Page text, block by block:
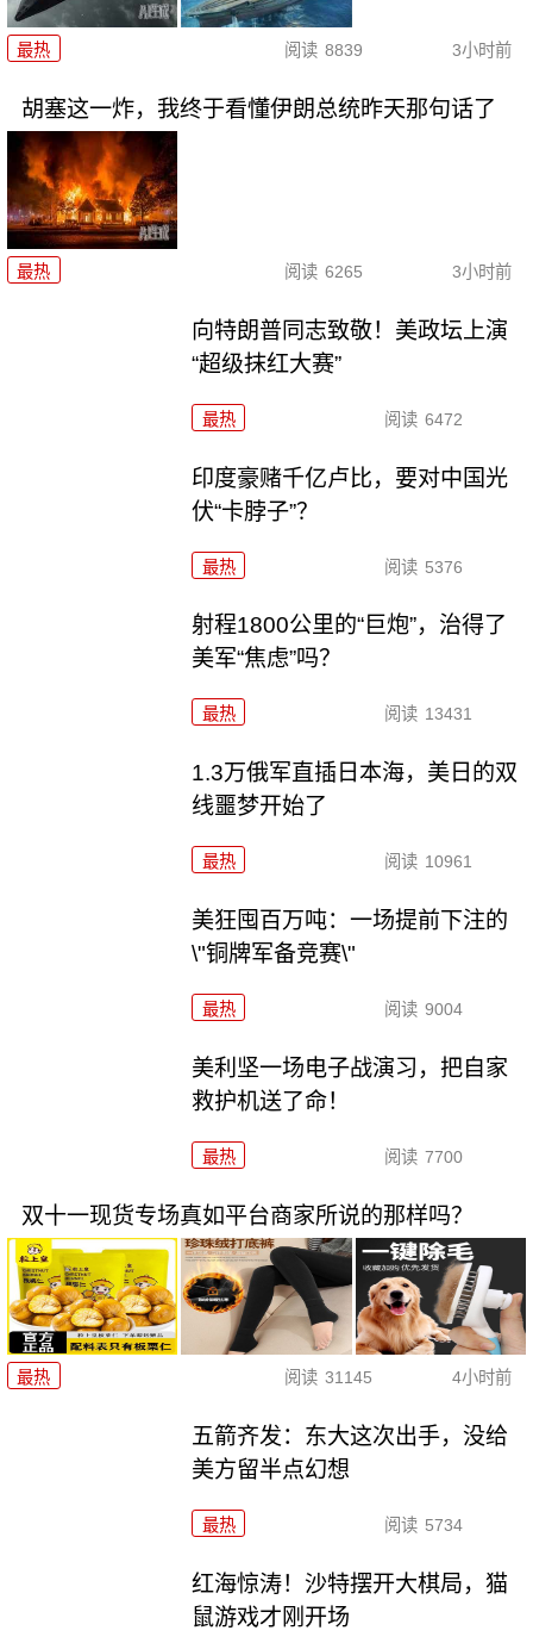
最热 阅读 8839 3小时前
胡塞这一炸，我终于看懂伊朗总统昨天那句话了
最热 阅读 6265 3小时前
向特朗普同志致敬！美政坛上演
“超级抹红大赛”
最热 阅读 6472
印度豪赌千亿卢比，要对中国光
伏“卡脖子”？
最热 阅读 5376
射程1800公里的“巨炮”，治得了
美军“焦虑”吗？
最热 阅读 13431
1.3万俄军直插日本海，美日的双
线噩梦开始了
最热 阅读 10961
美狂囤百万吨：一场提前下注的
\"铜牌军备竞赛\"
最热 阅读 9004
美利坚一场电子战演习，把自家
救护机送了命！
最热 阅读 7700
双十一现货专场真如平台商家所说的那样吗？
最热 阅读 31145 4小时前
五箭齐发：东大这次出手，没给
美方留半点幻想
最热 阅读 5734
红海惊涛！沙特摆开大棋局，猫
鼠游戏才刚开场